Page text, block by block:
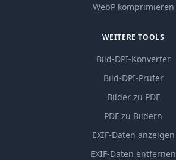
WebP komprimieren
WEITERE TOOLS
Bild-DPI-Konverter
Bild-DPI-Prüfer
Bilder zu PDF
PDF zu Bildern
EXIF-Daten anzeigen
EXIF-Daten entfernen